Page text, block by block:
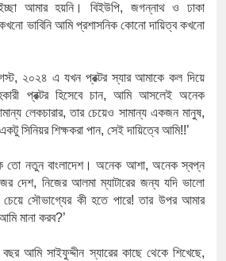
প্রেমের সম্পর্ক ছিন্ন না করায় মা-
হামের উপসর্গে আরও ৬ প্রাণহানি,
অবশেষে পদত্যাগ করলেন ভারতের
আমার হয়নি। বিইউপি, জগন্নাথ ও
ঢাকা
ভাবিনি আমি প্রশাসনিক কোনো দায়িত্ব কখনো
, ২০২৪ এ যখন প্রক্টর স্যার আমাকে কল দিয়ে
প্রক্টর হিসেবে চান, আমি আসলেই অনেক
লেকচারার,তার চেয়েও সামান্য একজন মানুষ,
একটু সিনিয়র শিক্ষকরা পান, সেই দায়িত্বে আমি!!’
তো নতুন বাংলাদেশ। অনেক আশা, অনেক স্বপ্ন
দেশ, নিজের আলমা ম্যাটারের জন্য যদি ভালো
চেয়ে সৌভাগ্যের কী হতে পারে!তার উপর আমার
মানা করব?’
বছর আমি সাইফুদ্দীন স্যারের কাছে থেকে শিখেছে,